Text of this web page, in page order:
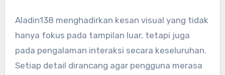
Aladin138 menghadirkan kesan visual yang tidak
hanya fokus pada tampilan luar, tetapi juga
pada pengalaman interaksi secara keseluruhan.
Setiap detail dirancang agar pengguna merasa